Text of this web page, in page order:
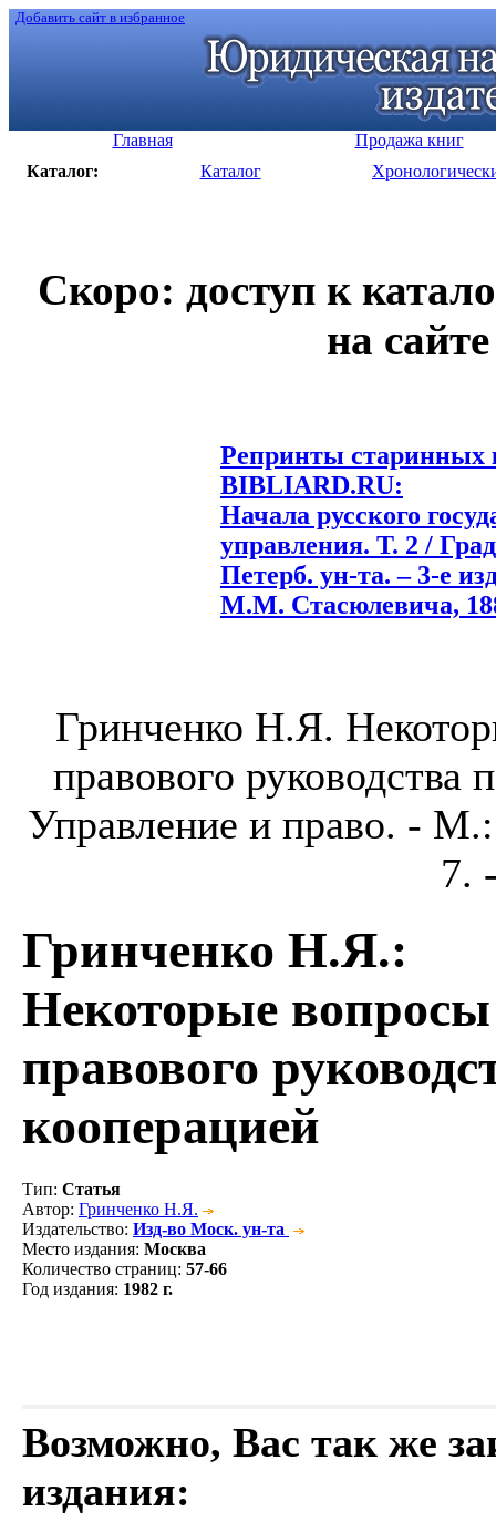
Добавить сайт в избранное
Главная
Продажа книг
Каталог:
Каталог
Скоро: доступ к
на
Репринты старинных
BIBLIARD.RU:
Начала русского
управления. Т. 2 /
Петерб. ун-та. – 3-е
М.М. Стасюлевича,
Гринченко Н.Я.
правового руководства
Управление и право. -
7.
Гринченко Н.Я.:
Некоторые
правового
кооперацией
Тип: Статья
Автор: Гринченко Н.Я.
Издательство: Изд-во Моск. ун-та
Место издания: Москва
Количество страниц: 57-66
Год издания: 1982 г.
Возможно, Вас так же
издания: